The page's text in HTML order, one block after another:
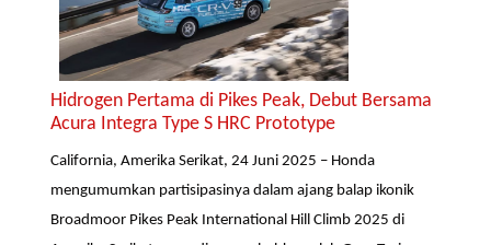
Hidrogen Pertama di Pikes Peak, Debut Bersama
Acura Integra Type S HRC Prototype
California, Amerika Serikat, 24 Juni 2025 – Honda
mengumumkan partisipasinya dalam ajang balap ikonik
Broadmoor Pikes Peak International Hill Climb 2025 di